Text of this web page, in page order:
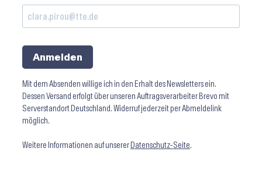
Anmelden
Mit dem Absenden willige ich in den Erhalt des Newsletters ein.
Dessen Versand erfolgt über unseren Auftragsverarbeiter Brevo mit
Serverstandort Deutschland. Widerruf jederzeit per Abmeldelink
möglich.
Weitere Informationen auf unserer Datenschutz-Seite.